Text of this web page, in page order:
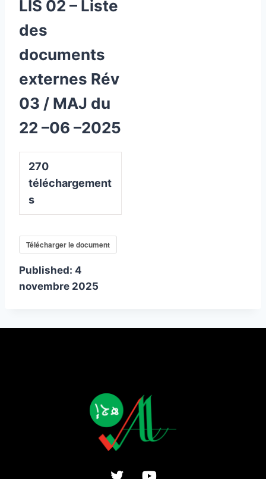
LIS 02 – Liste
des
documents
externes Rév
03 / MAJ du
22 –06 –2025
270
téléchargement
s
Télécharger le document
Published: 4
novembre 2025